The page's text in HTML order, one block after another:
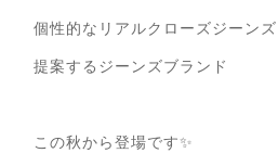
個性的なリアルクローズジーンズ
提案するジーンズブランド
この秋から登場です✨